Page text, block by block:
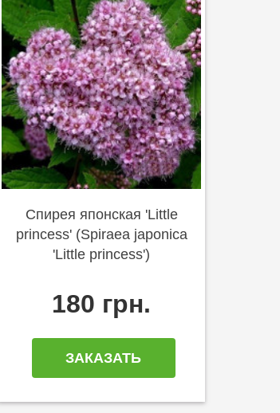
Спирея японская 'Little
princess' (Spiraea japonica
'Little princess')
180 грн.
ЗАКАЗАТЬ